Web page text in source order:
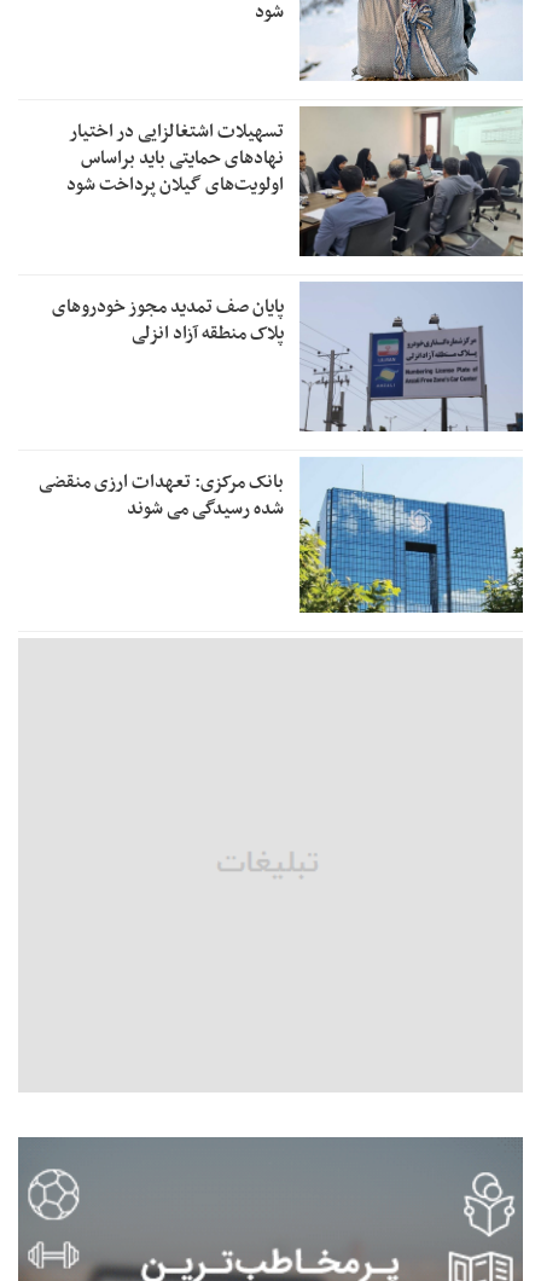
شود
تسهیلات اشتغالزایی در اختیار
نهادهای حمایتی باید براساس
اولویت‌های گیلان پرداخت شود
پایان صف تمدید مجوز خودروهای
پلاک منطقه آزاد انزلی
بانک مرکزی: تعهدات ارزی منقضی
شده رسیدگی می شوند